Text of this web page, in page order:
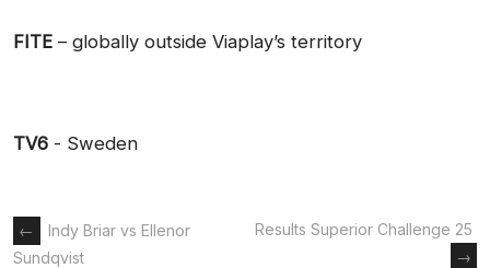
FITE – globally outside Viaplay’s territory
TV6 - Sweden
Inläggsnavigering
←
Indy Briar vs Ellenor
Sundqvist
Results Superior Challenge 25
→